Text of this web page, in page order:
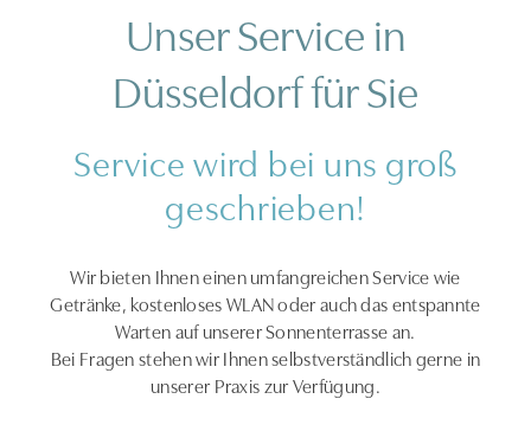
Unser Service in
Düsseldorf für Sie
Service wird bei uns groß
geschrieben!
Wir bieten Ihnen einen umfangreichen Service wie
Getränke, kostenloses WLAN oder auch das entspannte
Warten auf unserer Sonnenterrasse an.
Bei Fragen stehen wir Ihnen selbstverständlich gerne in
unserer Praxis zur Verfügung.